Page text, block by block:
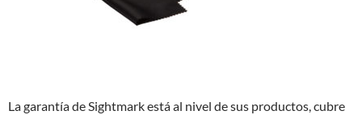
La garantía de Sightmark está al nivel de sus productos, cubre